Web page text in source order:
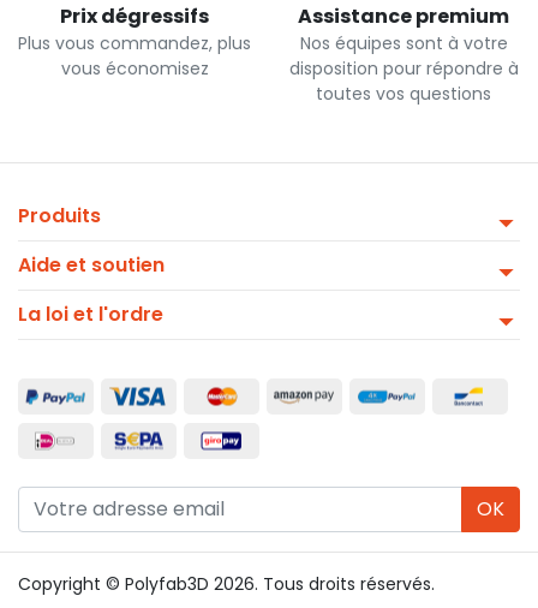
Prix dégressifs
Plus vous commandez, plus
vous économisez
Assistance premium
Nos équipes sont à votre
disposition pour répondre à
toutes vos questions
Produits
Aide et soutien
La loi et l'ordre
OK
Copyright © Polyfab3D 2026. Tous droits réservés.